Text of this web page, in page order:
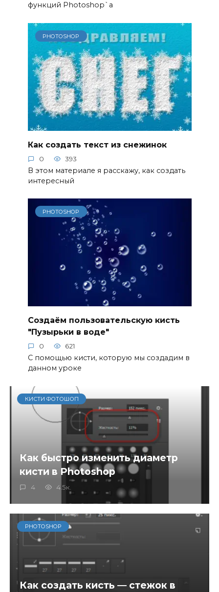
функций Photoshop`а
PHOTOSHOP
Как создать текст из снежинок
0 393
В этом материале я расскажу, как создать
интересный
PHOTOSHOP
Создаём пользовательскую кисть
"Пузырьки в воде"
0 621
С помощью кисти, которую мы создадим в
данном уроке
КИСТИ ФОТОШОП
Как быстро изменить диаметр
кисти в Photoshop
4 4.5к.
PHOTOSHOP
Как создать кисть — стежок в